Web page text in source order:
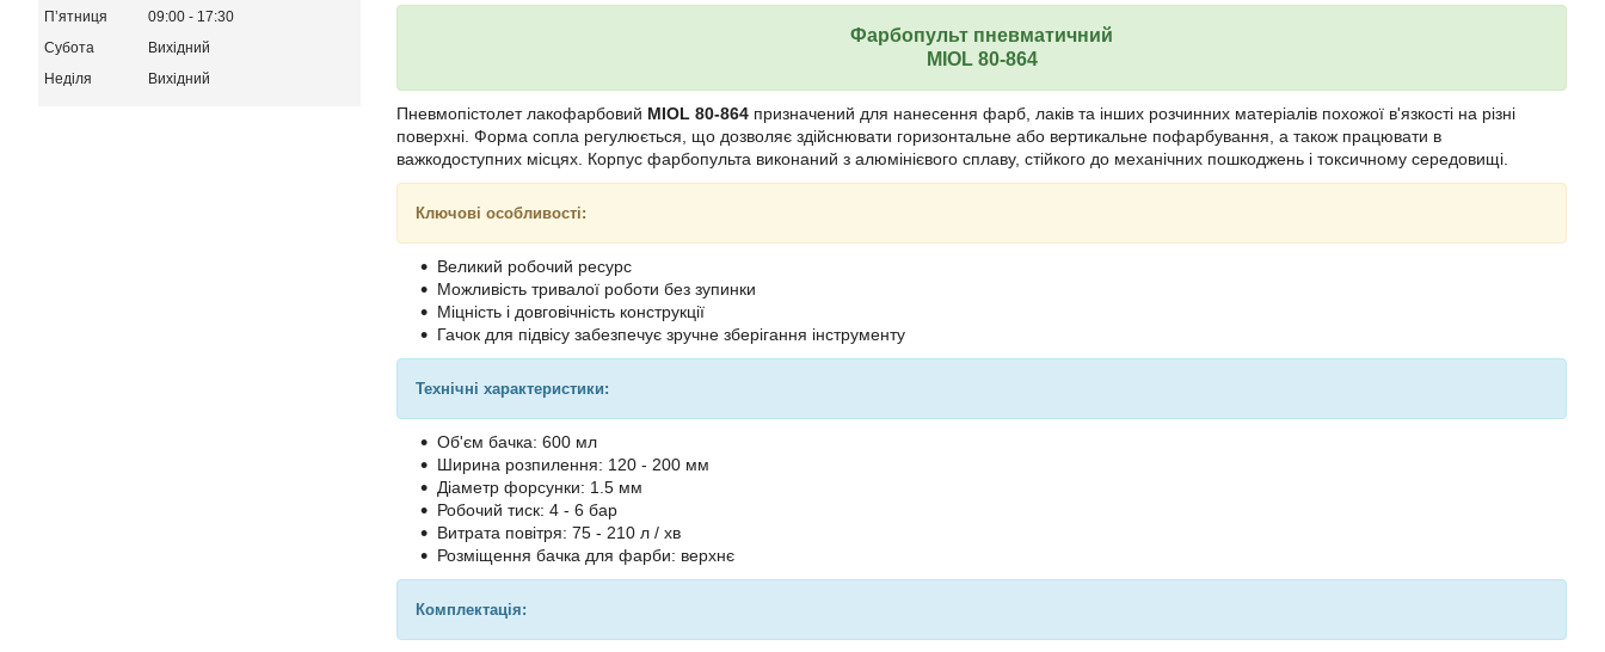
Фарбопульт пневматичний
MIOL 80-864
Пневмопістолет лакофарбовий MIOL 80-864 призначений для нанесення фарб, лаків та інших розчинних матеріалів похожої в'язкості на різні
поверхні. Форма сопла регулюється, що дозволяє здійснювати горизонтальне або вертикальне пофарбування, а також працювати в
важкодоступних місцях. Корпус фарбопульта виконаний з алюмінієвого сплаву, стійкого до механічних пошкоджень і токсичному середовищі.
Ключові особливості:
Великий робочий ресурс
Можливість тривалої роботи без зупинки
Міцність і довговічність конструкції
Гачок для підвісу забезпечує зручне зберігання інструменту
Технічні характеристики:
Об'єм бачка: 600 мл
Ширина розпилення: 120 - 200 мм
Діаметр форсунки: 1.5 мм
Робочий тиск: 4 - 6 бар
Витрата повітря: 75 - 210 л / хв
Розміщення бачка для фарби: верхнє
Комплектація:
Пʼятниця
09:00
17:30
Субота
Вихідний
Неділя
Вихідний